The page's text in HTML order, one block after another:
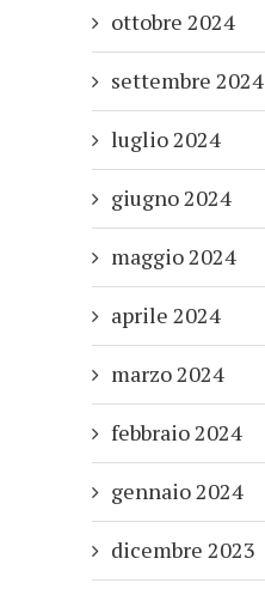
ottobre 2024
settembre 2024
luglio 2024
giugno 2024
maggio 2024
aprile 2024
marzo 2024
febbraio 2024
gennaio 2024
dicembre 2023